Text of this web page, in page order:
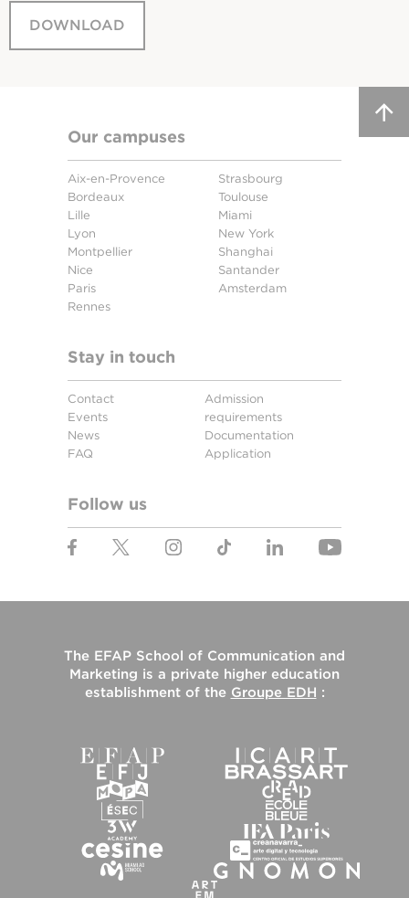
DOWNLOAD
Our campuses
Aix-en-Provence
Bordeaux
Lille
Lyon
Montpellier
Nice
Paris
Rennes
Strasbourg
Toulouse
Miami
New York
Shanghai
Santander
Amsterdam
Stay in touch
Contact
Events
News
FAQ
Admission
requirements
Documentation
Application
Follow us
The EFAP School of Communication and
Marketing is a private higher education
establishment of the Groupe EDH :